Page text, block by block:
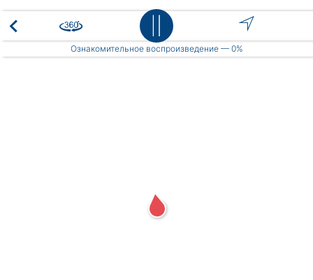
Place
Ознакомительное воспроизведение — 0%